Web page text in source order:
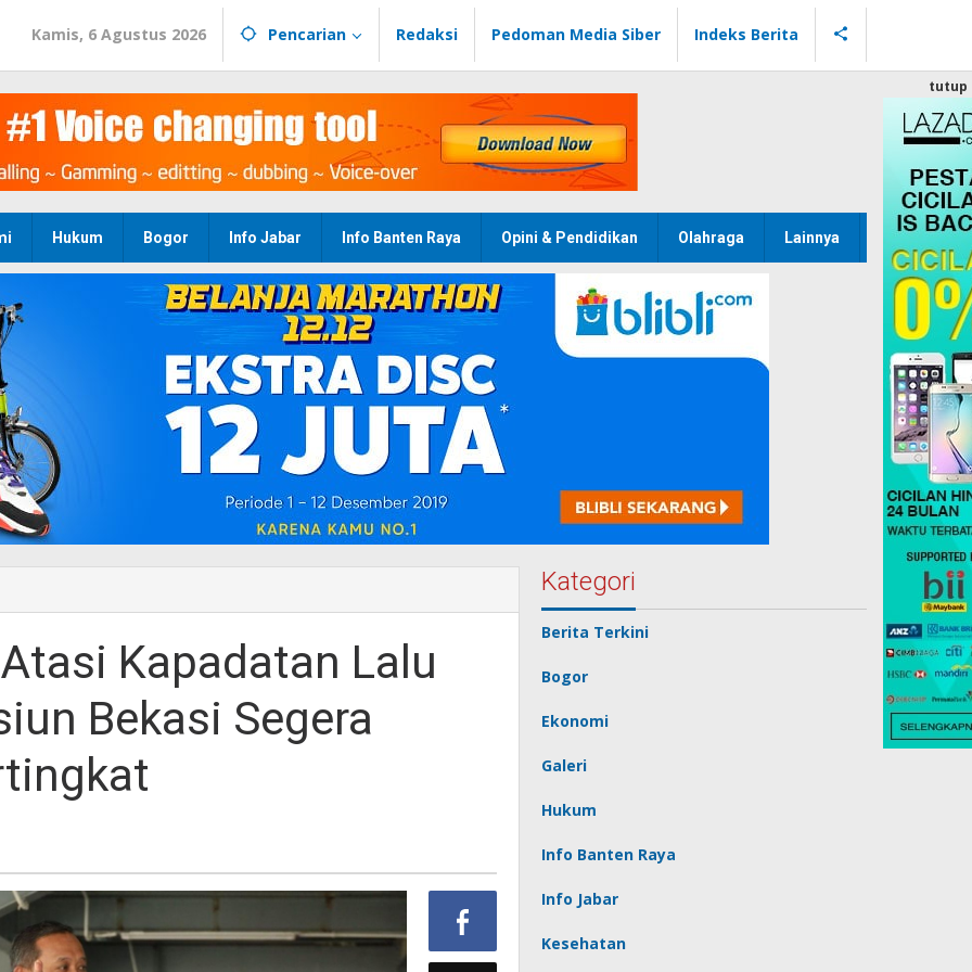
Kamis, 6 Agustus 2026 Pencarian Redaksi Pedoman Media Siber Indeks Berita
Hukum Bogor Info Jabar Info Banten Raya Opini & Pendidikan Olahraga Lainnya
tutup
Kapadatan Lalu
Bekasi Segera
Kategori
Berita Terkini
Bogor
Ekonomi
Galeri
Hukum
Info Banten Raya
Info Jabar
Kesehatan